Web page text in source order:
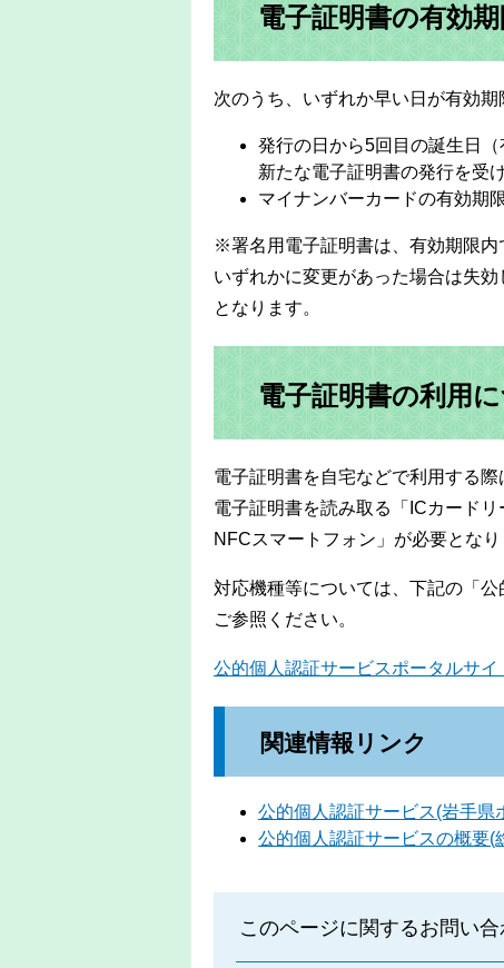
電子証明書の有効
次のうち、いずれか早い日が有効期
発行の日から5回目の誕生日
新たな電子証明書の発行を受
マイナンバーカードの有効期
※署名用電子証明書は、有効期限
いずれかに変更があった場合は失
となります。
電子証明書の利用
電子証明書を自宅などで利用する
電子証明書を読み取る「ICカード
NFCスマートフォン」が必要となり
対応機種等については、下記の「
ご参照ください。
公的個人認証サービスポータルサイ
関連情報リンク
公的個人認証サービス(岩手県
公的個人認証サービスの概要(
このページに関するお問い